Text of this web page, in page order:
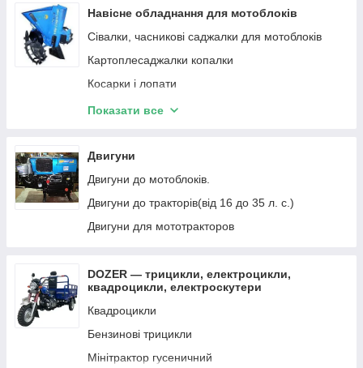
Плуги, культиватори, полільники для
Навісне обладнання для мотоблоків
Сівалки, часникові саджалки для мотоблоків
Картоплесаджалки копалки
Косарки і лопати
Грунтофрез і нарезатели борозен
Граблі для мотоблока
Показати все
Двигуни
Двигуни до мотоблоків.
Двигуни до тракторів(від 16 до 35 л. с.)
Двигуни для мототракторов
DOZER — трицикли, електроцикли,
квадроцикли, електроскутери
Квадроцикли
Бензинові трицикли
Мінітрактор гусеничний